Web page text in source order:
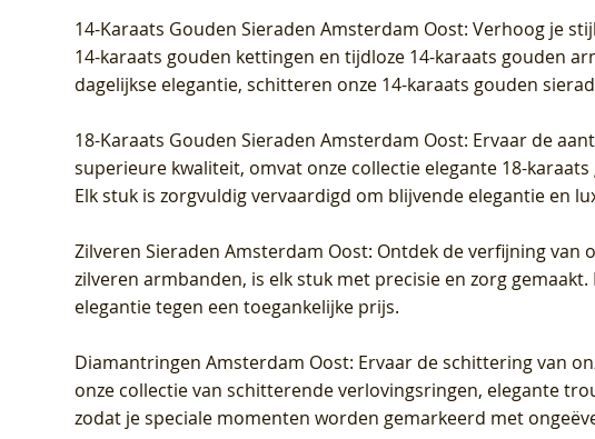
14-Karaats Gouden Sieraden Amsterdam Oost: Verhoog je
14-karaats gouden kettingen en tijdloze 14-karaats gouden
dagelijkse elegantie, schitteren onze 14-karaats gouden
18-Karaats Gouden Sieraden Amsterdam Oost: Ervaar de
superieure kwaliteit, omvat onze collectie elegante 18-
Elk stuk is zorgvuldig vervaardigd om blijvende elegantie en
Zilveren Sieraden Amsterdam Oost: Ontdek de verfijning van
zilveren armbanden, is elk stuk met precisie en zorg
elegantie tegen een toegankelijke prijs.
Diamantringen Amsterdam Oost: Ervaar de schittering van
onze collectie van schitterende verlovingsringen, elegante
zodat je speciale momenten worden gemarkeerd met